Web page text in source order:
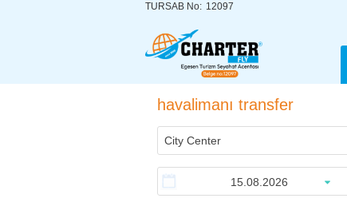
TURSAB No: 12097
havalimanı transfer